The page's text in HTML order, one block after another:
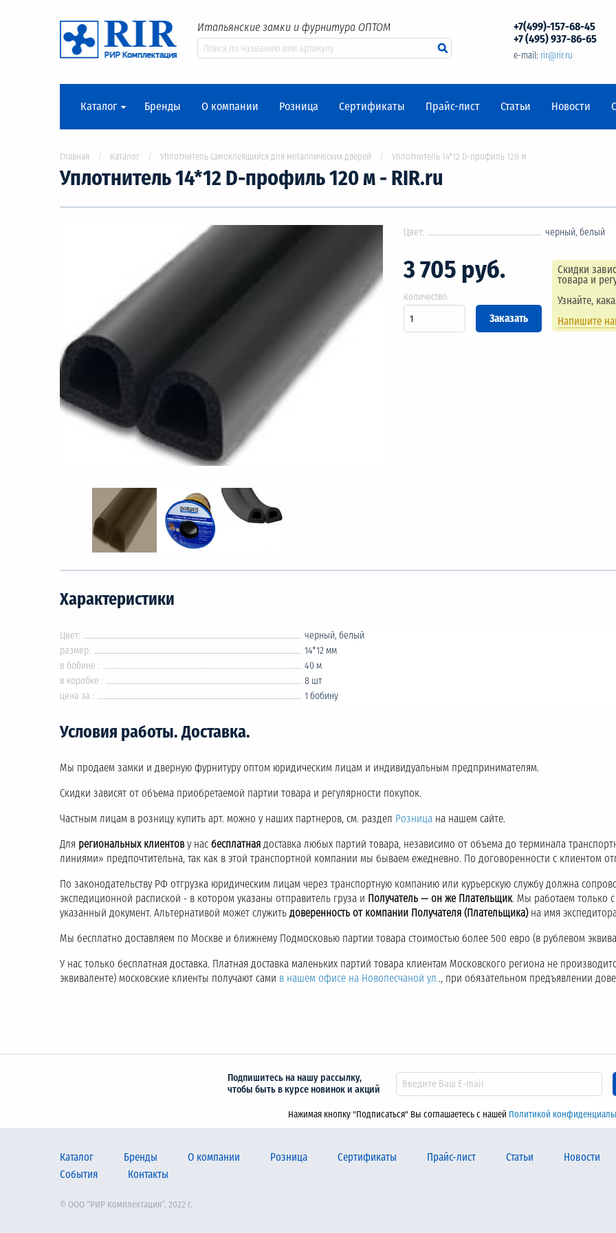
Итальянские замки и фурнитура ОПТОМ
+7(499)-157-68-45
+7 (495) 937-86-65
e-mail: rir@rir.ru
Каталог Бренды О компании Розница Сертификаты Прайс-лист Статьи Новости
Главная Каталог Уплотнитель самоклеящийся для металлических дверей Уплотнитель 14*12 D-профиль 120 м
Уплотнитель 14*12 D-профиль 120 м - RIR.ru
Цвет: черный, белый
3 705 руб.
Количество:
Скидки
товара и
Узнайте,
Напишите
Характеристики
Цвет:
черный, белый
размер:
14*12 мм
в бобине :
40 м
в коробке :
8 шт
цена за :
1 бобину
Условия работы. Доставка.
Мы продаем замки и дверную фурнитуру оптом юридическим лицам и индивидуальным предпринимателям.
Скидки зависят от объема приобретаемой партии товара и регулярности покупок.
Частным лицам в розницу купить арт. можно у наших партнеров, см. раздел Розница на нашем сайте.
Для региональных клиентову нас бесплатная доставка любых партий товара, независимо от объема до терминала
линиями» предпочтительна, так как в этой транспортной компании мы бываем ежедневно. По договоренности с клиентом
По законодательству РФ отгрузка юридическим лицам через транспортную компанию или курьерскую службу должна
экспедиционной распиской - в котором указаны отправитель груза и Получатель — он же Плательщик. Мы работаем только
указанный документ. Альтернативой может служить доверенность от компании Получателя (Плательщика)на имя
Мы бесплатно доставляем по Москве и ближнему Подмосковью партии товара стоимостью более 500 евро (в рублевом
У нас только бесплатная доставка. Платная доставка маленьких партий товара клиентам Московского региона не
эквиваленте) московские клиенты получают сами в нашем офисе на Новопесчаной ул.., при обязательном предъявлении
Подпишитесь на нашу рассылку,
чтобы быть в курсе новинок и акций
Нажимая кнопку "Подписаться" Вы соглашаетесь с нашей Политикой
Каталог Бренды О компании Розница Сертификаты Прайс-лист Статьи
Новости
События
Контакты
© ООО “РИР Комплектация”, 2022 г.